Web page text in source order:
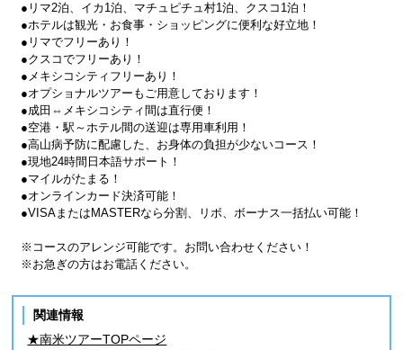
●リマ2泊、イカ1泊、マチュピチュ村1泊、クスコ1泊！
●ホテルは観光・お食事・ショッピングに便利な好立地！
●リマでフリーあり！
●クスコでフリーあり！
●メキシコシティフリーあり！
●オプショナルツアーもご用意しております！
●成田⇔メキシコシティ間は直行便！
●空港・駅～ホテル間の送迎は専用車利用！
●高山病予防に配慮した、お身体の負担が少ないコース！
●現地24時間日本語サポート！
●マイルがたまる！
●オンラインカード決済可能！
●VISAまたはMASTERなら分割、リボ、ボーナス一括払い可能！
※コースのアレンジ可能です。お問い合わせください！
※お急ぎの方はお電話ください。
関連情報
★南米ツアーTOPページ